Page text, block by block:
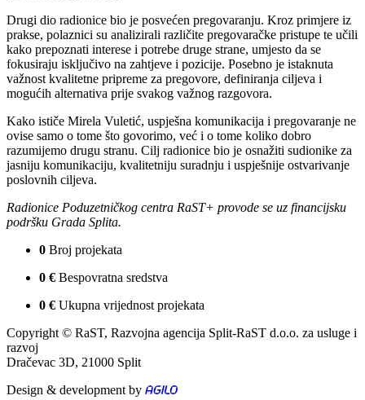
Drugi dio radionice bio je posvećen pregovaranju. Kroz primjere iz
prakse, polaznici su analizirali različite pregovaračke pristupe te učili
kako prepoznati interese i potrebe druge strane, umjesto da se
fokusiraju isključivo na zahtjeve i pozicije. Posebno je istaknuta
važnost kvalitetne pripreme za pregovore, definiranja ciljeva i
mogućih alternativa prije svakog važnog razgovora.
Kako ističe Mirela Vuletić, uspješna komunikacija i pregovaranje ne
ovise samo o tome što govorimo, već i o tome koliko dobro
razumijemo drugu stranu. Cilj radionice bio je osnažiti sudionike za
jasniju komunikaciju, kvalitetniju suradnju i uspješnije ostvarivanje
poslovnih ciljeva.
Radionice Poduzetničkog centra RaST+ provode se uz financijsku
podršku Grada Splita.
0 Broj projekata
0 € Bespovratna sredstva
0 € Ukupna vrijednost projekata
Copyright © RaST, Razvojna agencija Split-RaST d.o.o. za usluge i
razvoj
Dračevac 3D, 21000 Split
Design & development by